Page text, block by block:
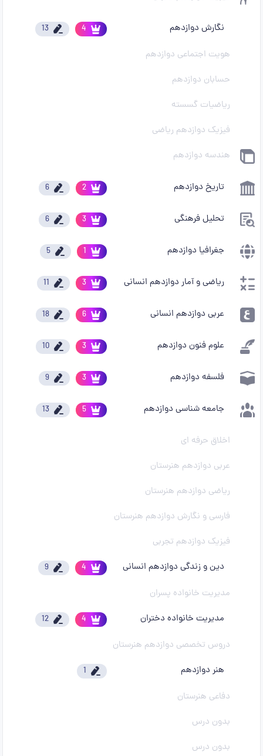
نگارش دوازدهم 4
13
هویت اجتماعی دوازدهم
حسابان دوازدهم
ریاضیات گسسته
فیزیک دوازدهم ریاضی
هندسه دوازدهم
تاریخ دوازدهم 2
6
تحلیل فرهنگی 3
6
جغرافیا دوازدهم 1
5
ریاضی و آمار دوازدهم انسانی 3
11
عربی دوازدهم انسانی 6
18
علوم فنون دوازدهم 3
10
فلسفه دوازدهم 3
9
جامعه شناسی دوازدهم 5
13
اخلاق حرفه ای
عربی دوازدهم هنرستان
ریاضی دوازدهم هنرستان
فارسی و نگارش دوازدهم هنرستان
فیزیک دوازدهم تجربی
دین و زندگی دوازدهم انسانی
4
9
مدیریت خانواده پسران
مدیریت خانواده دختران
4
12
دروس تخصصی دوازدهم هنرستان
هنر دوازدهم
1
دفاعی هنرستان
بدون درس
بدون درس